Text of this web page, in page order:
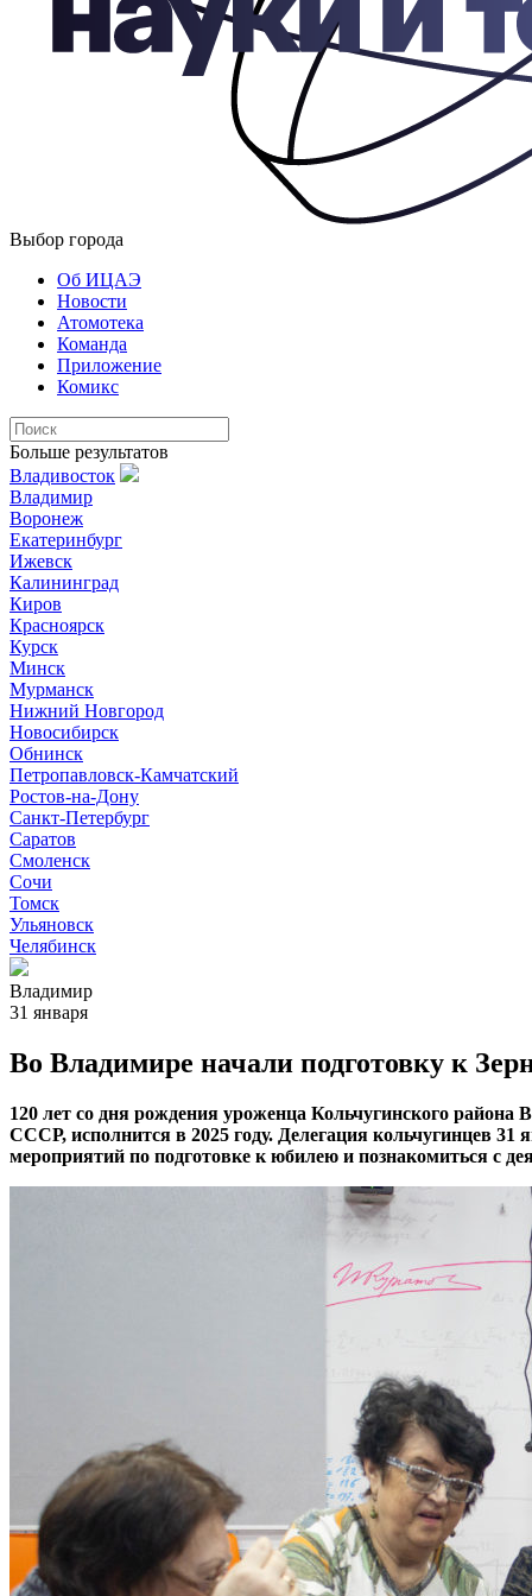
Выбор города
Об ИЦАЭ
Новости
Атомотека
Команда
Приложение
Комикс
Больше результатов
Владивосток
Владимир
Воронеж
Екатеринбург
Ижевск
Калининград
Киров
Красноярск
Курск
Минск
Мурманск
Нижний Новгород
Новосибирск
Обнинск
Петропавловск-Камчатский
Ростов-на-Дону
Санкт-Петербург
Саратов
Смоленск
Сочи
Томск
Ульяновск
Челябинск
Владимир
31 января
Во Владимире начали подготовку к
120 лет со дня рождения уроженца Кольчугинского
СССР, исполнится в 2025 году. Делегация кольчугинцев
мероприятий по подготовке к юбилею и познакомиться с